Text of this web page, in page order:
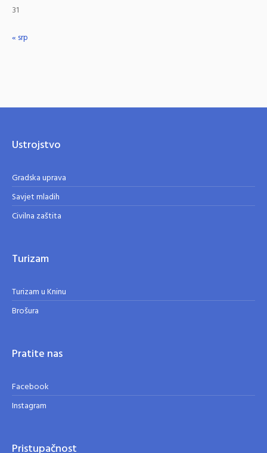
31
« srp
Ustrojstvo
Gradska uprava
Savjet mladih
Civilna zaštita
Turizam
Turizam u Kninu
Brošura
Pratite nas
Facebook
Instagram
Pristupačnost